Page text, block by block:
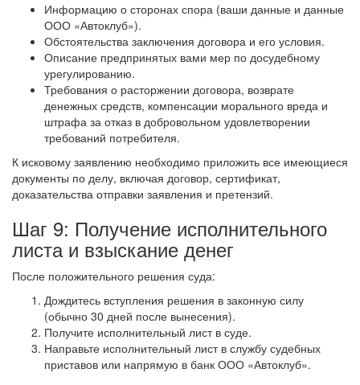
Информацию о сторонах спора (ваши данные и данные
ООО «Автоклуб»).
Обстоятельства заключения договора и его условия.
Описание предпринятых вами мер по досудебному
урегулированию.
Требования о расторжении договора, возврате
денежных средств, компенсации морального вреда и
штрафа за отказ в добровольном удовлетворении
требований потребителя.
К исковому заявлению необходимо приложить все имеющиеся
документы по делу, включая договор, сертификат,
доказательства отправки заявления и претензий.
Шаг 9: Получение исполнительного
листа и взыскание денег
После положительного решения суда:
Дождитесь вступления решения в законную силу
(обычно 30 дней после вынесения).
Получите исполнительный лист в суде.
Направьте исполнительный лист в службу судебных
приставов или напрямую в банк ООО «Автоклуб».